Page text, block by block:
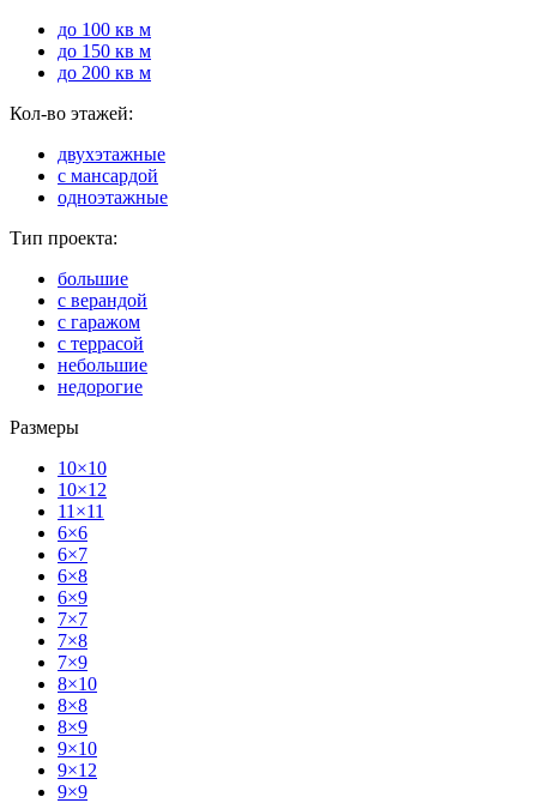
до 100 кв м
до 150 кв м
до 200 кв м
Кол-во этажей:
двухэтажные
с мансардой
одноэтажные
Тип проекта:
большие
с верандой
с гаражом
с террасой
небольшие
недорогие
Размеры
10×10
10×12
11×11
6×6
6×7
6×8
6×9
7×7
7×8
7×9
8×10
8×8
8×9
9×10
9×12
9×9